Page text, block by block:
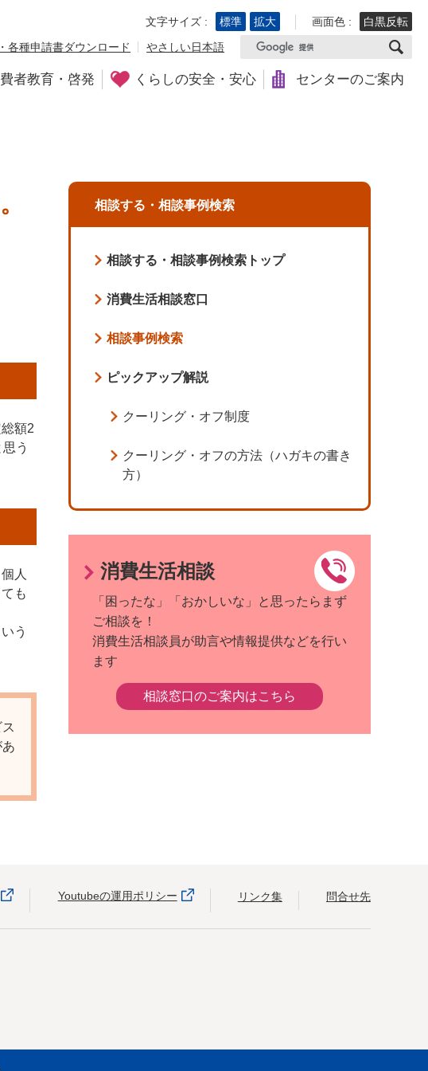
文字サイズ :
標準 拡大 画面色 :
白黒反転
各種申請書ダウンロード
やさしい日本語
者教育・啓発 くらしの安全・安心 センターのご案内
額2
う
人
も
う
相談する・相談事例検索
相談する・相談事例検索トップ
消費生活相談窓口
相談事例検索
ピックアップ解説
クーリング・オフ制度
クーリング・オフの方法（ハガキの書き
方）
消費生活相談
「困ったな」「おかしいな」と思ったらまず
ご相談を！
消費生活相談員が助言や情報提供などを行い
ます
相談窓口のご案内はこちら
Youtubeの運用ポリシー リンク集 問合せ先